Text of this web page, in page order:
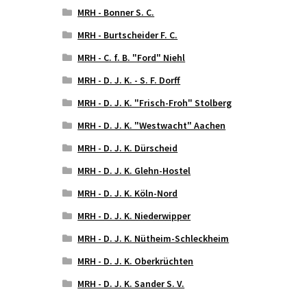
MRH - Bonner S. C.
MRH - Burtscheider F. C.
MRH - C. f. B. "Ford" Niehl
MRH - D. J. K. - S. F. Dorff
MRH - D. J. K. "Frisch-Froh" Stolberg
MRH - D. J. K. "Westwacht" Aachen
MRH - D. J. K. Dürscheid
MRH - D. J. K. Glehn-Hostel
MRH - D. J. K. Köln-Nord
MRH - D. J. K. Niederwipper
MRH - D. J. K. Nütheim-Schleckheim
MRH - D. J. K. Oberkrüchten
MRH - D. J. K. Sander S. V.